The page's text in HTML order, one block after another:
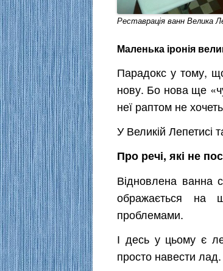
Реставрація ванн Велика
Маленька іронія
Парадокс у тому,
нову. Бо нова ще
неї раптом не
У Великій Лепетисі
Про речі, які не
Відновлена ванна
ображається на
проблемами.
І десь у цьому є
просто навести лад.